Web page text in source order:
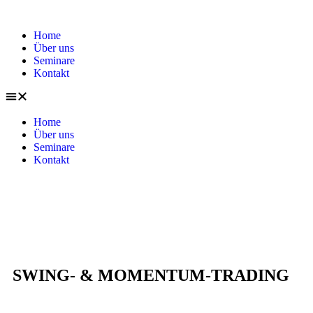
Home
Über uns
Seminare
Kontakt
Home
Über uns
Seminare
Kontakt
SWING- & MOMENTUM-TRADING